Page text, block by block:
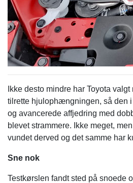
Ikke desto mindre har Toyota
tilrette hjulophængningen, så den
og avancerede affjedring med
blevet strammere. Ikke meget,
vundet derved og det samme har
Sne nok
Testkørslen fandt sted på snoede